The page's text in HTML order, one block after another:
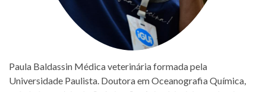
Paula Baldassin Médica veterinária formada pela
Universidade Paulista. Doutora em Oceanografia Química,